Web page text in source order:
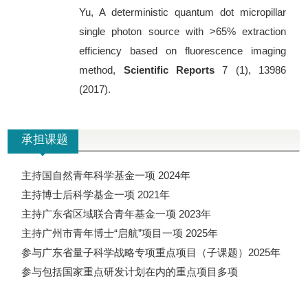
Yu, A deterministic quantum dot micropillar
single photon source with >65% extraction
efficiency based on fluorescence imaging
method, Scientific Reports 7 (1), 13986
(2017).
承担课题
主持国自然青年科学基金一项 2024年
主持博士后科学基金一项 2021年
主持广东省区域联合青年基金一项 2023年
主持广州市青年博士“启航”项目一项 2025年
参与广东省量子科学战略专项重点项目（子课题）2025年
参与包括国家重点研发计划在内的重点项目多项